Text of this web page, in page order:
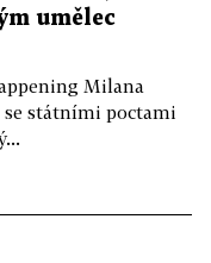
umělec
Milana
se státními poctami